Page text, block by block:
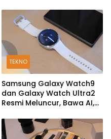
TEKNO
Samsung Galaxy Watch9
dan Galaxy Watch Ultra2
Resmi Meluncur, Bawa AI,
dan Fitur Kesehatan Baru